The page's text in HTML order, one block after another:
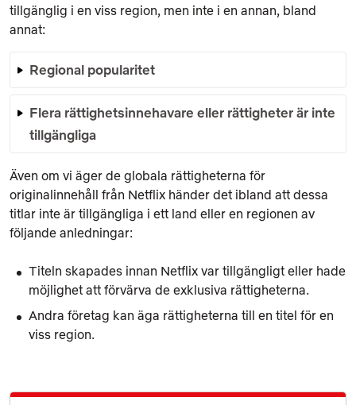
tillgänglig i en viss region, men inte i en annan, bland
annat:
Regional popularitet
Flera rättighetsinnehavare eller rättigheter är inte
tillgängliga
Även om vi äger de globala rättigheterna för
originalinnehåll från Netflix händer det ibland att dessa
titlar inte är tillgängliga i ett land eller en regionen av
följande anledningar:
Titeln skapades innan Netflix var tillgängligt eller hade
möjlighet att förvärva de exklusiva rättigheterna.
Andra företag kan äga rättigheterna till en titel för en
viss region.